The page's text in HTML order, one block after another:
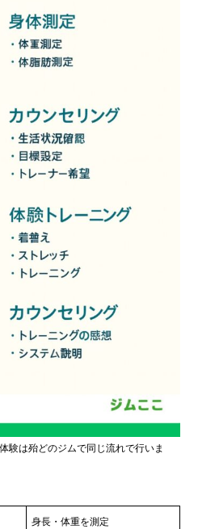
験は殆どのジムで同じ流れで行いま
身長・体重を測定